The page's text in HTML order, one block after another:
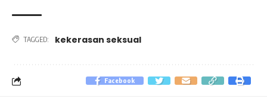
TAGGED: kekerasan seksual
Facebook